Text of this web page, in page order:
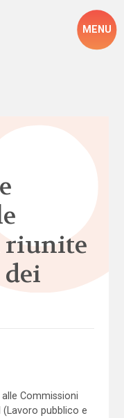
MENU
riunite
alle Commissioni
(Lavoro pubblico e